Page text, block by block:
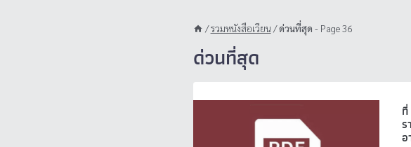
/รวมหนังสือเวียน/ด่วนที่สุด - Page 36
ด่วนที่สุด
ร